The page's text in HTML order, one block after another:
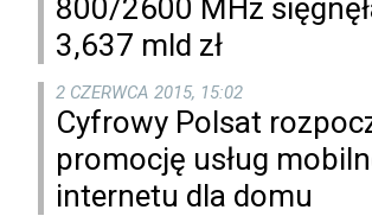
800/2600 MHz
3,637 mld zł
2 CZERWCA 2015, 15:02
Cyfrowy Polsat
promocję usług
internetu dla domu